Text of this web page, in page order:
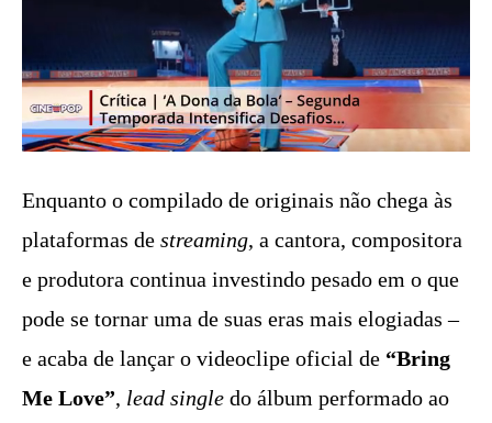
Enquanto o compilado de originais não chega às
plataformas de streaming, a cantora, compositora
e produtora continua investindo pesado em o que
pode se tornar uma de suas eras mais elogiadas –
e acaba de lançar o videoclipe oficial de “Bring
Me Love”, lead single do álbum performado ao